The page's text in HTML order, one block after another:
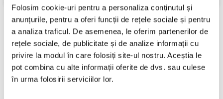
Folosim cookie-uri pentru a personaliza conținutul și
anunțurile, pentru a oferi funcții de rețele sociale și pentru
a analiza traficul. De asemenea, le oferim partenerilor de
rețele sociale, de publicitate și de analize informații cu
privire la modul în care folosiți site-ul nostru. Aceștia le
pot combina cu alte informații oferite de dvs. sau culese
în urma folosirii serviciilor lor.
Review-uri(0)
PRODUSE ALTERNATIVE